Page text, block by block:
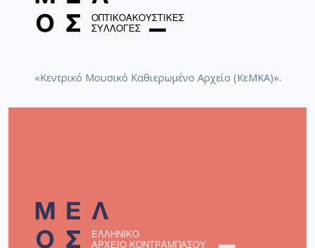
«Κεντρικό Μουσικό Καθιερωμένο Αρχείο (ΚεΜΚΑ)».